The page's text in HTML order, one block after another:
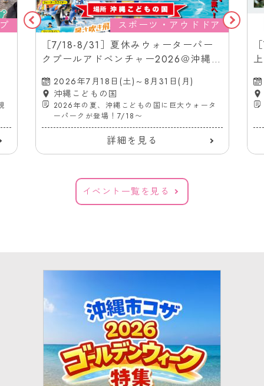
スポーツ・アウドドア
［7/18-8/31］夏休みウォーターパー
クプールアドベンチャー2026＠沖縄こ
2026年7月18日(土)～8月31日(月)
沖縄こどもの国
2026年の夏、沖縄こどもの国に巨大ウォータ
ーパークが登場！7/18〜
詳細を見る
イベント一覧を見る